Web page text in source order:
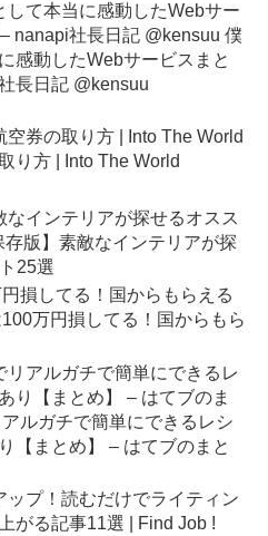
て本当に感動したWebサー
nanapi社長日記 @kensuu 僕
感動したWebサービスまと
長日記 @kensuu
券の取り方 | Into The World
り方 | Into The World
インテリアが探せるオスス
存版】素敵なインテリアが探
25選
損してる！国からもらえる
万円損してる！国からもら
アルガチで簡単にできるレ
り【まとめ】 – はてブのま
ルガチで簡単にできるレシ
【まとめ】 – はてブのまと
プ！読むだけでライティン
がる記事11選 | Find Job !